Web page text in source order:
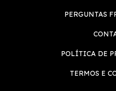
PERGUNTAS
POLÍTICA DE
TERMOS E